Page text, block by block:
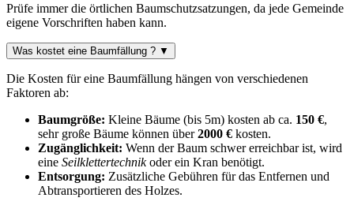
Prüfe immer die örtlichen Baumschutzsatzungen, da jede Gemeinde
eigene Vorschriften haben kann.
Was kostet eine Baumfällung ? ▼
Die Kosten für eine Baumfällung hängen von verschiedenen
Faktoren ab:
Baumgröße: Kleine Bäume (bis 5m) kosten ab ca. 150 €,
sehr große Bäume können über2000 € kosten.
Zugänglichkeit: Wenn der Baum schwer erreichbar ist, wird
eine Seilklettertechnikoder ein Kran benötigt.
Entsorgung: Zusätzliche Gebühren für das Entfernen und
Abtransportieren des Holzes.